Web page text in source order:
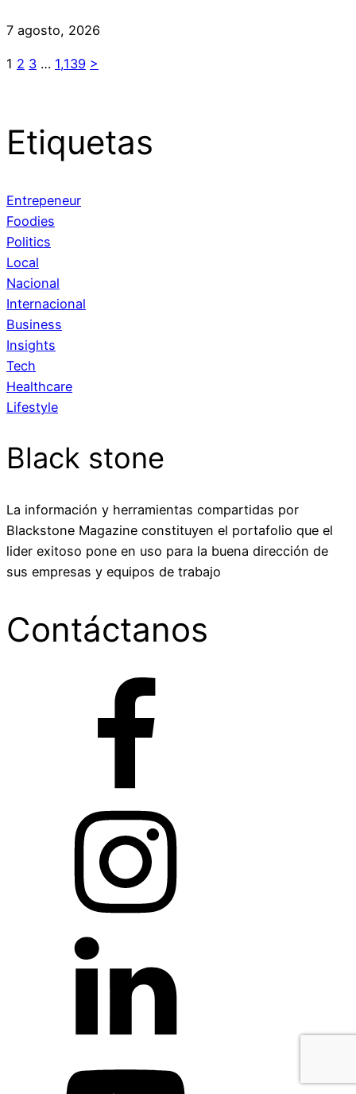
7 agosto, 2026
1 2 3 … 1,139 >
Etiquetas
Entrepeneur
Foodies
Politics
Local
Nacional
Internacional
Business
Insights
Tech
Healthcare
Lifestyle
Black stone
La información y herramientas compartidas por
Blackstone Magazine constituyen el portafolio que el
lider exitoso pone en uso para la buena dirección de
sus empresas y equipos de trabajo
Contáctanos